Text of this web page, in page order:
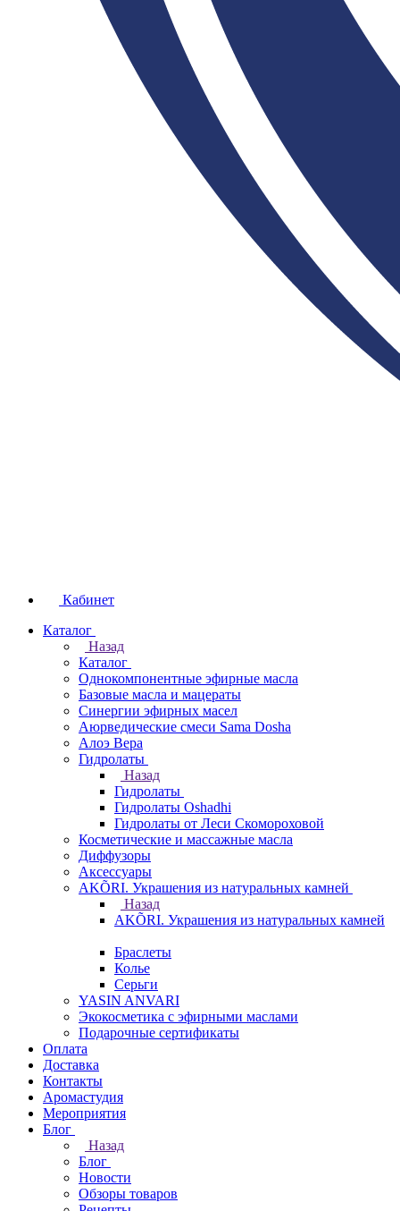
Кабинет
Каталог
Назад
Каталог
Однокомпонентные эфирные масла
Базовые масла и мацераты
Синергии эфирных масел
Аюрведические смеси Sama Dosha
Алоэ Вера
Гидролаты
Назад
Гидролаты
Гидролаты Oshadhi
Гидролаты от Леси Скомороховой
Косметические и массажные масла
Диффузоры
Аксессуары
AKÕRI. Украшения из натуральных камней
Назад
AKÕRI. Украшения из натуральных камней
Браслеты
Колье
Серьги
YASIN ANVARI
Экокосметика с эфирными маслами
Подарочные сертификаты
Оплата
Доставка
Контакты
Аромастудия
Мероприятия
Блог
Назад
Блог
Новости
Обзоры товаров